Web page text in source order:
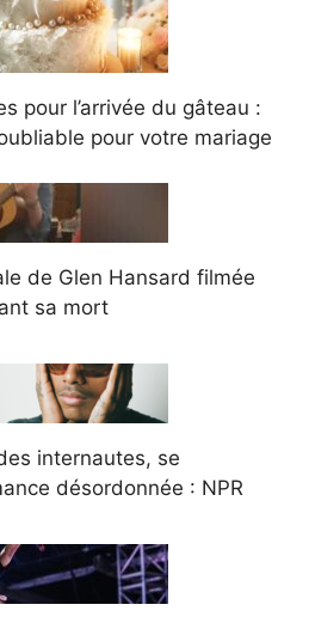
pour l’arrivée du gâteau :
pour votre mariage
de Glen Hansard filmée
sa mort
internautes, se
désordonnée : NPR